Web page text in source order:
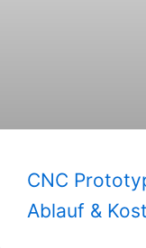
CNC
Ablauf &